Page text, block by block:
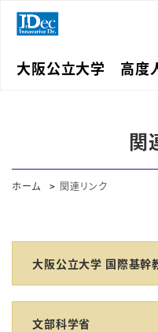
大阪公立大学 高度
関
ホーム 関連リンク
大阪公立大学 国際基幹
文部科学省